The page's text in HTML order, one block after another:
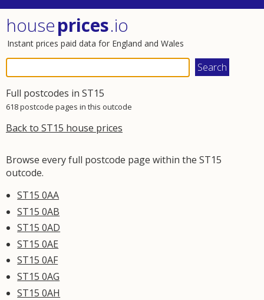
houseprices.io
Instant prices paid data for England and Wales
Full postcodes in ST15
618 postcode pages in this outcode
Back to ST15 house prices
Browse every full postcode page within the ST15
outcode.
ST15 0AA
ST15 0AB
ST15 0AD
ST15 0AE
ST15 0AF
ST15 0AG
ST15 0AH